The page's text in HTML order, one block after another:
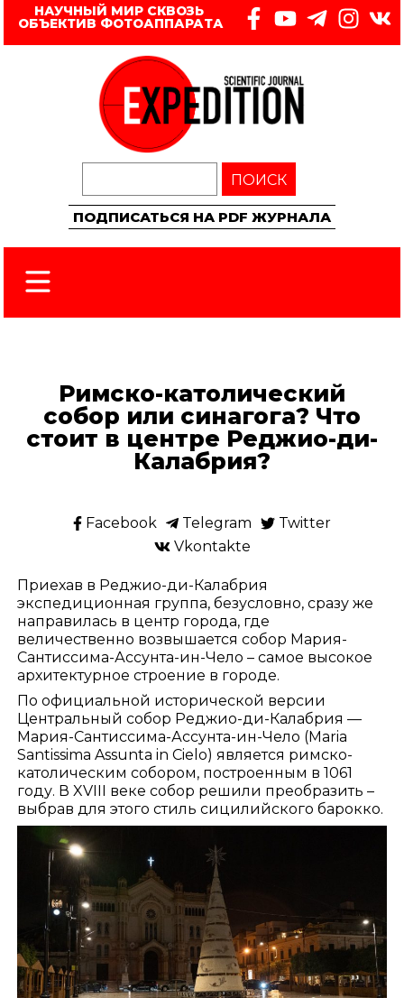
НАУЧНЫЙ МИР СКВОЗЬ
ОБЪЕКТИВ ФОТОАППАРАТА
ПОИСК
ПОДПИСАТЬСЯ НА PDF ЖУРНАЛА
Римско-католический
собор или синагога? Что
стоит в центре Реджио-ди-
Калабрия?
Facebook Telegram
Twitter
Vkontakte
Приехав в Реджио-ди-Калабрия
экспедиционная группа, безусловно, сразу же
направилась в центр города, где
величественно возвышается собор Мария-
Сантиссима-Ассунта-ин-Чело – самое высокое
архитектурное строение в городе.
По официальной исторической версии
Центральный собор Реджио-ди-Калабрия —
Мария-Сантиссима-Ассунта-ин-Чело (Maria
Santissima Assunta in Cielo) является римско-
католическим собором, построенным в 1061
году. В XVIII веке собор решили преобразить –
выбрав для этого стиль сицилийского барокко.